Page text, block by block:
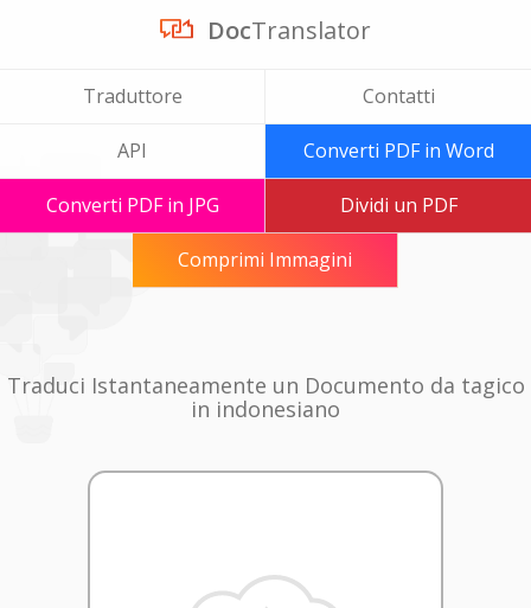
DocTranslator
Traduttore Contatti
API Converti PDF in Word
Converti PDF in JPG Dividi un PDF
Comprimi Immagini
Traduci Istantaneamente un Documento da tagico
in indonesiano